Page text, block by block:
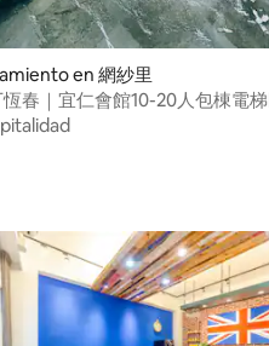
en 網紗里
春｜宜仁會館10-20人包棟電梯
爐｜電動麻將｜頂樓景觀戲水